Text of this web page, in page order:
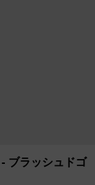
- ブラッシュドゴ